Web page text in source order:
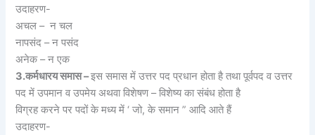
उदाहरण-
अचल – न चल
नापसंद – न पसंद
अनेक – न एक
3.कर्मधारय समास –इस समास में उत्तर पद प्रधान होता है तथा पूर्वपद व उत्तर
पद में उपमान व उपमेय अथवा विशेषण – विशेष्य का संबंध होता है
विग्रह करने पर पदों के मध्य में ‘ जो, के समान ” आदि आते हैं
उदाहरण-